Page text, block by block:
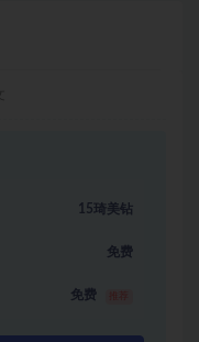
15琦美钻
免费
免费